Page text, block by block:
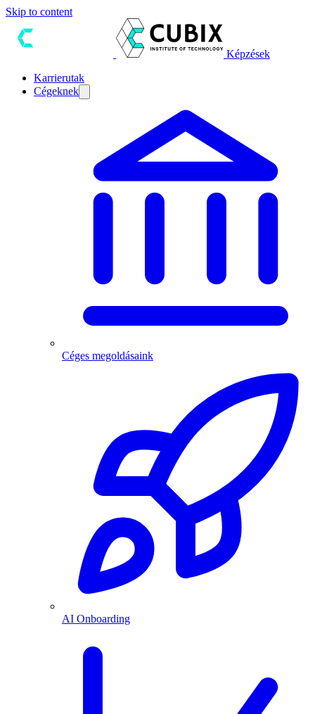
Skip to content
Képzések
Karrierutak
Cégeknek
Céges megoldásaink
AI Onboarding